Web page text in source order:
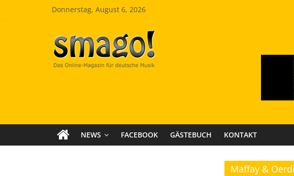
Donnerstag, August 6, 2026
Smago
SchlagerMAGazinOnline
NEWS FACEBOOK GÄSTEBUCH KONTAKT
Maffay &